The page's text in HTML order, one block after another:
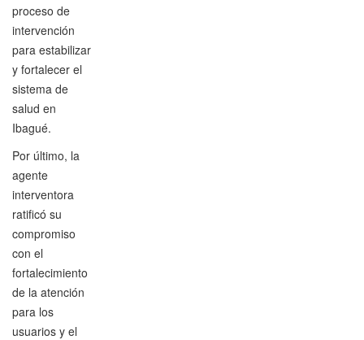
proceso de
intervención
para estabilizar
y fortalecer el
sistema de
salud en
Ibagué.
Por último, la
agente
interventora
ratificó su
compromiso
con el
fortalecimiento
de la atención
para los
usuarios y el